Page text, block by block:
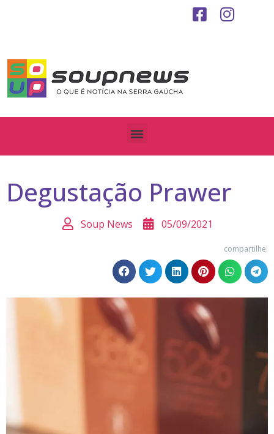
Degustação Prawer
Soup News 05/09/2021
compartilhe: